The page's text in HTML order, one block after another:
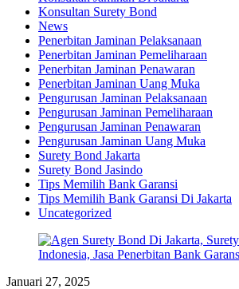
Konsultan Surety Bond
News
Penerbitan Jaminan Pelaksanaan
Penerbitan Jaminan Pemeliharaan
Penerbitan Jaminan Penawaran
Penerbitan Jaminan Uang Muka
Pengurusan Jaminan Pelaksanaan
Pengurusan Jaminan Pemeliharaan
Pengurusan Jaminan Penawaran
Pengurusan Jaminan Uang Muka
Surety Bond Jakarta
Surety Bond Jasindo
Tips Memilih Bank Garansi
Tips Memilih Bank Garansi Di Jakarta
Uncategorized
Januari 27, 2025